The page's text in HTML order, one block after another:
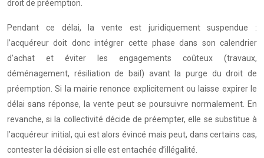
droit de préemption.
Pendant ce délai, la vente est juridiquement suspendue :
l’acquéreur doit donc intégrer cette phase dans son calendrier
d’achat et éviter les engagements coûteux (travaux,
déménagement, résiliation de bail) avant la purge du droit de
préemption. Si la mairie renonce explicitement ou laisse expirer le
délai sans réponse, la vente peut se poursuivre normalement. En
revanche, si la collectivité décide de préempter, elle se substitue à
l’acquéreur initial, qui est alors évincé mais peut, dans certains cas,
contester la décision si elle est entachée d’illégalité.